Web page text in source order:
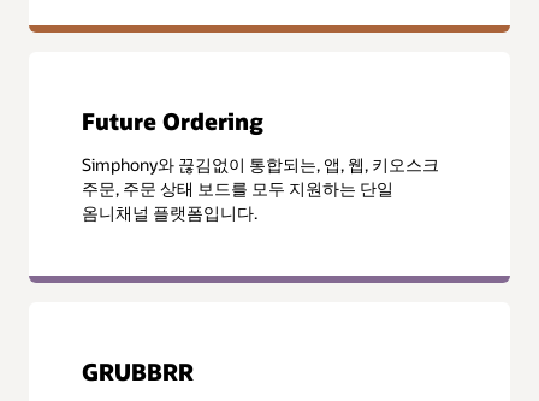
Future Ordering
Simphony와 끊김없이 통합되는, 앱, 웹, 키오스크
주문, 주문 상태 보드를 모두 지원하는 단일
옴니채널 플랫폼입니다.
GRUBBRR